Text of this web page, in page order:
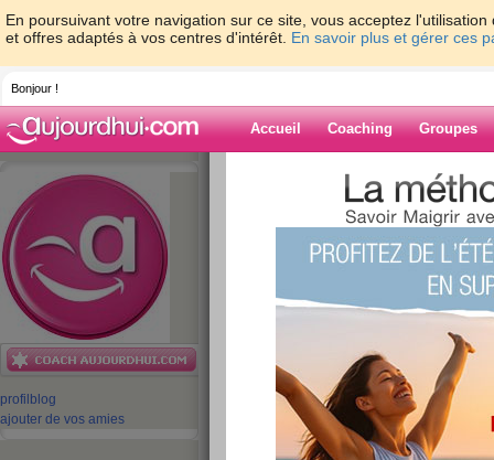
En poursuivant votre navigation sur ce site, vous acceptez
et offres adaptés à vos centres d'intérêt. En savoir plus et gérer ces
Bonjour !
Accueil Coaching Groupes
profil blog
ajouter de vos amies
>
equipe-
pathologies sur Aujourdhui.com
Blog de equipe-
aujourdhuicom
Découvrez le
pathologies sur
publié le 30/03/2009 à 11:47